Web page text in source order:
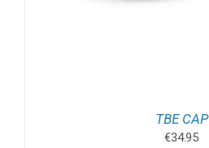
TBE CAP
€34.95